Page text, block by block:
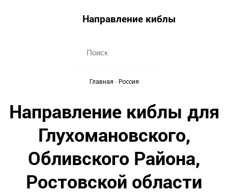
Направление киблы
Главная › Россия
Направление киблы для
Глухoмановского,
Обливского Района,
Ростовской области